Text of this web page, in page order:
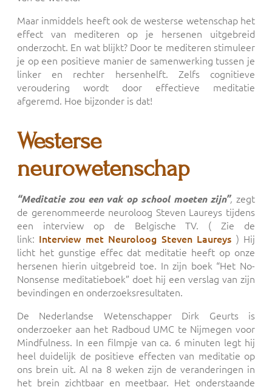
Maar inmiddels heeft ook de westerse wetenschap het
effect van mediteren op je hersenen uitgebreid
onderzocht. En wat blijkt? Door te mediteren stimuleer
je op een positieve manier de samenwerking tussen je
linker en rechter hersenhelft. Zelfs cognitieve
veroudering wordt door effectieve meditatie
afgeremd. Hoe bijzonder is dat!
Westerse
neurowetenschap
“Meditatie zou een vak op school moeten zijn”, zegt
de gerenommeerde neuroloog Steven Laureys tijdens
een interview op de Belgische TV. ( Zie de
link: Interview met Neuroloog Steven Laureys ) Hij
licht het gunstige effec dat meditatie heeft op onze
hersenen hierin uitgebreid toe. In zijn boek “Het No-
Nonsense meditatieboek” doet hij een verslag van zijn
bevindingen en onderzoeksresultaten.
De Nederlandse Wetenschapper Dirk Geurts is
onderzoeker aan het Radboud UMC te Nijmegen voor
Mindfulness. In een filmpje van ca. 6 minuten legt hij
heel duidelijk de positieve effecten van meditatie op
ons brein uit. Al na 8 weken zijn de veranderingen in
het brein zichtbaar en meetbaar. Het onderstaande